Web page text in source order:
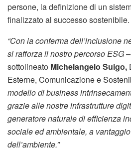
persone, la definizione di un
finalizzato al successo sostenibile.
“Con la conferma dell’inclusione
si rafforza il nostro percorso ESG –
sottolineato Michelangelo Suigo,
Esterne, Comunicazione e
modello di business
grazie alle nostre infrastrutture
generatore naturale diefficienza
sociale ed ambientale, a
dell’ambiente.”